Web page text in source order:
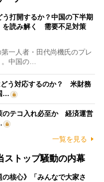
打開するか？中国の下半期
を読み解く 需要不足対策
一人者・田代尚機氏のプレ
。中国の…
う対応するのか？ 米財務
…
のテコ入れ必至か 経済運営
一覧を見る
ストップ騒動の内幕
の核心》「みんなで大家さ